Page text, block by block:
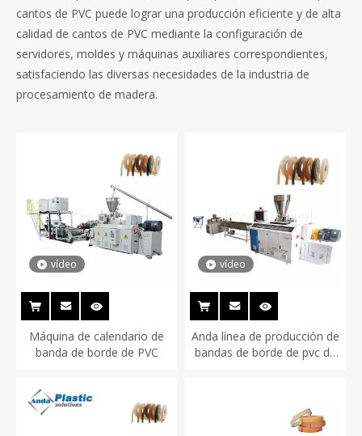
cantos de PVC puede lograr una producción eficiente y de alta
calidad de cantos de PVC mediante la configuración de
servidores, moldes y máquinas auxiliares correspondientes,
satisfaciendo las diversas necesidades de la industria de
procesamiento de madera.
vídeo
Máquina de calendario de
banda de borde de PVC
vídeo
Anda línea de producción de
bandas de borde de pvc de